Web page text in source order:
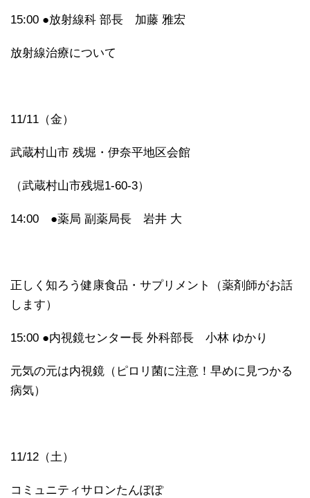
15:00 ●放射線科 部長 加藤 雅宏
放射線治療について
11/11（金）
武蔵村山市 残堀・伊奈平地区会館
（武蔵村山市残堀1-60-3）
14:00 ●薬局 副薬局長 岩井 大
正しく知ろう健康食品・サプリメント（薬剤師がお話
します）
15:00 ●内視鏡センター長 外科部長 小林 ゆかり
元気の元は内視鏡（ピロリ菌に注意！早めに見つかる
病気）
11/12（土）
コミュニティサロンたんぽぽ